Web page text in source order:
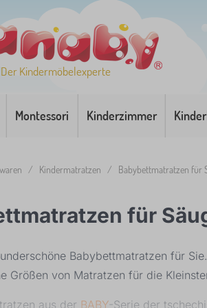
Der Kindermöbelexperte
Montessori Kinderzimmer
/ Kindermatratzen / Babybettmatratzen für
für
Babybettmatratzen für Sie.
Größen von Matratzen für die
aus der BABY -Serie der